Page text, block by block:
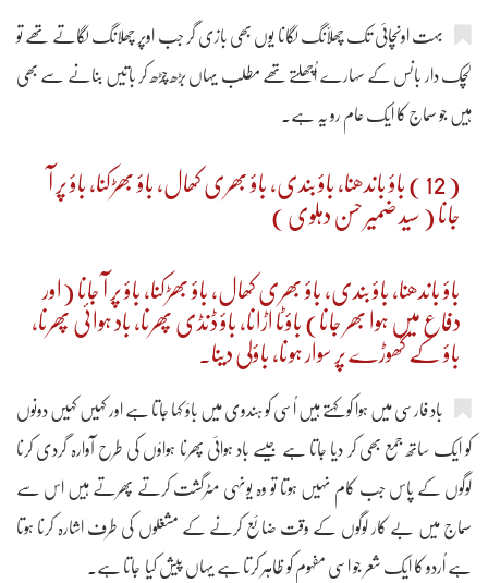
بہت اونچائی تک چھلاّنگ لگانا یوں بھی بازی گر جب اوپر چھلانگ لگاتے تھے تو
لچک دار بانس کے سہارے اُچھلتے تھے مطلب یہاں بڑھ چڑھ کر باتیں بنانے سے بھی
ہیں جو سماج کا ایک عام رو یہ ہے۔
( 12 ) باؤ باندھنا، باؤ بندی، باؤ بھری کھال، باؤ بھڑکنا، باؤ پر آ
جانا ( سید ضمیر حسن دہلوی )
باؤ باندھنا، باؤ بندی، باؤ بھری کھال، باؤ بھڑکنا، باؤ پر آ جانا (اور
دفاع میں ہوا بھر جانا) باؤٹا اڑانا، باؤ ڈنڈی پھرنا، باد ہوائی پھرنا،
باؤ کے گھوڑے پر سوار ہونا، باؤلی دینا۔
باد فارسی میں ہوا کو کہتے ہیں اُسی کو ہندوی میں باؤ کہا جاتا ہے اور کہیں کہیں دونوں
کو ایک ساتھ جمع بھی کر دیا جاتا ہے جیسے باد ہوائی پھرنا ہواؤں کی طرح آوارہ گردی کرنا
لوگوں کے پاس جب کام نہیں ہوتا تو وہ یونہی مٹرگشت کرتے پھرتے ہیں اس سے
سماج میں بے کار لوگوں کے وقت ضائع کرنے کے مشغلوں کی طرف اشارہ کرنا ہوتا
ہے اُردو کا ایک شعر جو اسی مفہوم کو ظاہر کرتا ہے یہاں پیش کیا جاتا ہے۔